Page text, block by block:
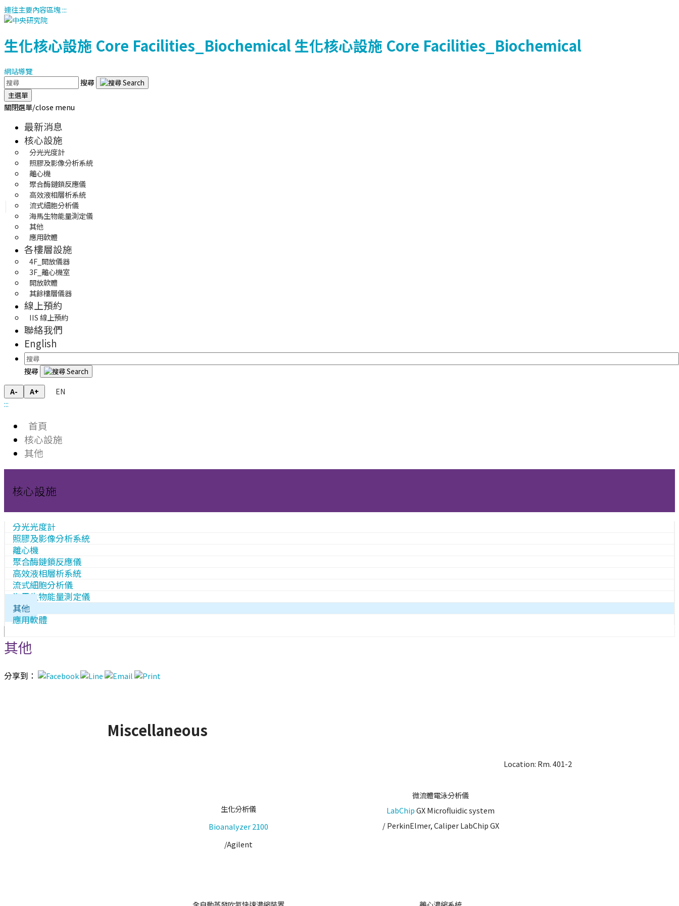
連往主要內容區塊:::
生化核心設施 Core Facilities_Biochemical生化核心設施 Core Facilities_Biochemical
網站導覽
搜尋
主選單
關閉選單/close menu
最新消息
核心設施
分光光度計
照膠及影像分析系統
離心機
聚合酶鏈鎖反應儀
高效液相層析系統
流式細胞分析儀
海馬生物能量測定儀
其他
應用軟體
各樓層設施
4F_開放儀器
3F_離心機室
開放軟體
其餘樓層儀器
線上預約
IIS 線上預約
聯絡我們
English
搜尋
A- A+
EN
:::
首頁
核心設施
其他
核心設施
分光光度計
照膠及影像分析系統
離心機
聚合酶鏈鎖反應儀
高效液相層析系統
流式細胞分析儀
海馬生物能量測定儀
其他
應用軟體
其他
分享到：
Miscellaneous
Location: Rm. 401-2
生化分析儀
Bioanalyzer 2100
/Agilent
微流體電泳分析儀
LabChipGX Microfluidic system
/ PerkinElmer, Caliper LabChip GX